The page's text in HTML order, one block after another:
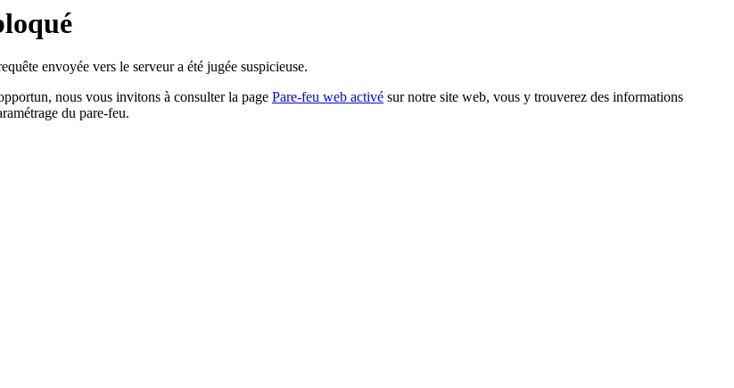
envoyée vers le serveur a été jugée suspicieuse.
nous vous invitons à consulter la page Pare-feu web activé sur notre site web, vous y trouverez des informations
du pare-feu.